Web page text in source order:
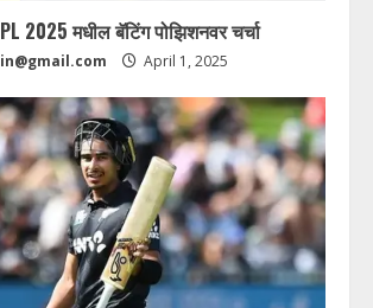
2025 मधील बॅटिंग पोझिशनवर चर्चा
April 1, 2025